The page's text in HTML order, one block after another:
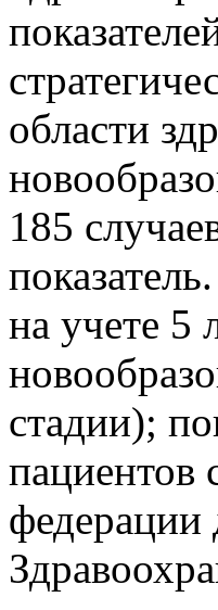
области
185
на учете 5
стадии);
пациентов
федерации